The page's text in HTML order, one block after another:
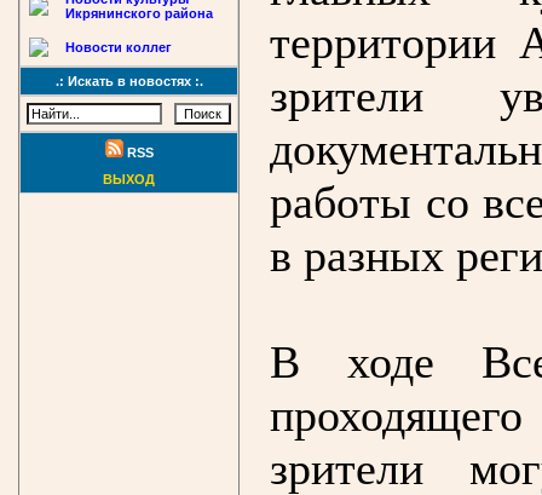
Икрянинского района
Новости коллег
.: Искать в новостях :.
RSS
ВЫХОД
территории
зрители
работы со
в разных
В ходе
зрители